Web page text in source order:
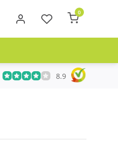
0
Meer dan 20 jaar Telecom
8.9